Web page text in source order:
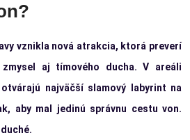
vznikla nová atrakcia, ktorá preverí
aj tímového ducha. V areáli
najväčší slamový labyrint na
aby mal jedinú správnu cestu von.